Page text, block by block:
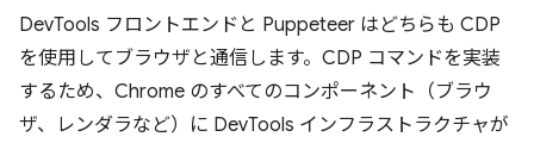
DevTools フロントエンドと Puppeteer はどちらも CDP
を使用してブラウザと通信します。CDP コマンドを実装
するため、Chrome のすべてのコンポーネント（ブラウ
ザ、レンダラなど）に DevTools インフラストラクチャが